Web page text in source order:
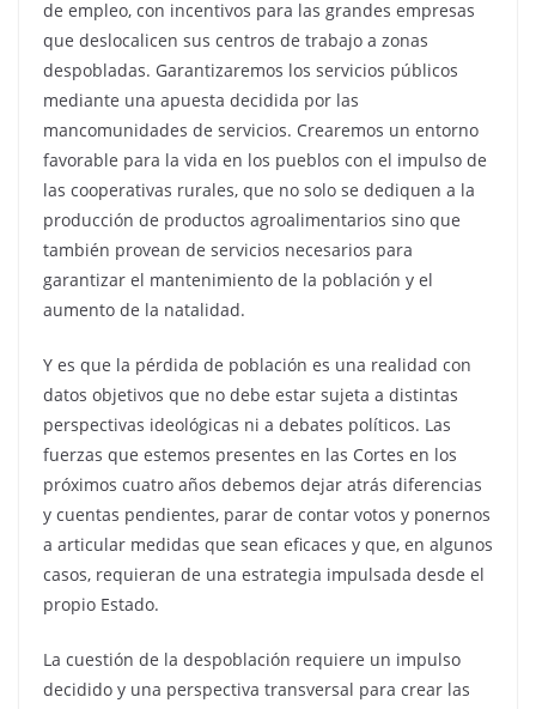
de empleo, con incentivos para las grandes empresas
que deslocalicen sus centros de trabajo a zonas
despobladas. Garantizaremos los servicios públicos
mediante una apuesta decidida por las
mancomunidades de servicios. Crearemos un entorno
favorable para la vida en los pueblos con el impulso de
las cooperativas rurales, que no solo se dediquen a la
producción de productos agroalimentarios sino que
también provean de servicios necesarios para
garantizar el mantenimiento de la población y el
aumento de la natalidad.
Y es que la pérdida de población es una realidad con
datos objetivos que no debe estar sujeta a distintas
perspectivas ideológicas ni a debates políticos. Las
fuerzas que estemos presentes en las Cortes en los
próximos cuatro años debemos dejar atrás diferencias
y cuentas pendientes, parar de contar votos y ponernos
a articular medidas que sean eficaces y que, en algunos
casos, requieran de una estrategia impulsada desde el
propio Estado.
La cuestión de la despoblación requiere un impulso
decidido y una perspectiva transversal para crear las